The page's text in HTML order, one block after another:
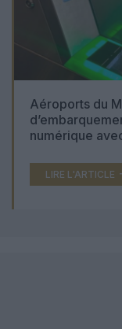
Aéroports du
numérique
LIRE L'ARTICLE